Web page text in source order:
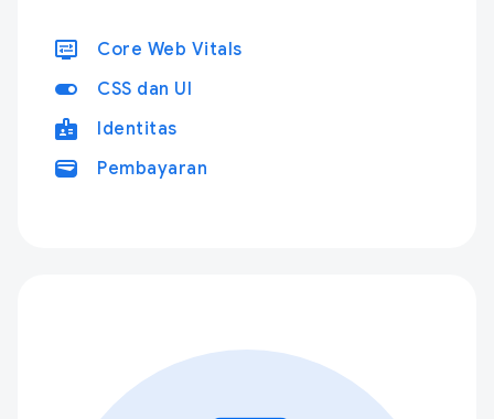
display_settings Core Web Vitals
toggle_on CSS dan UI
badge Identitas
wallet Pembayaran